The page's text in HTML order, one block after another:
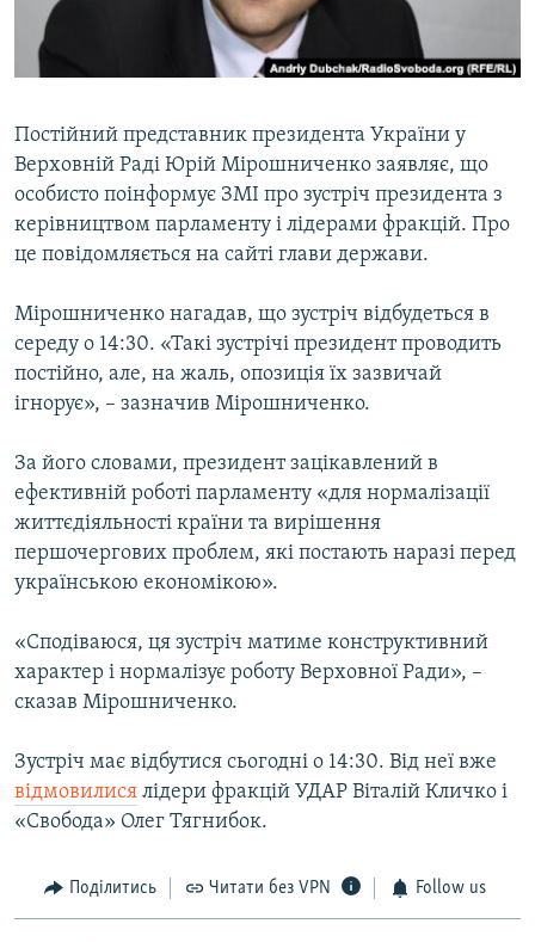
ВІДЕОУРОКИ «ELIFBE»
Русский
Qırımtatar
Усі сайти RFE/RL
Постійний представник президента України у
Верховній Раді Юрій Мірошниченко заявляє, що
особисто поінформує ЗМІ про зустріч президента з
керівництвом парламенту і лідерами фракцій. Про
це повідомляється на сайті глави держави.
Мірошниченко нагадав, що зустріч відбудеться в
середу о 14:30. «Такі зустрічі президент проводить
постійно, але, на жаль, опозиція їх зазвичай
ігнорує», – зазначив Мірошниченко.
За його словами, президент зацікавлений в
ефективній роботі парламенту «для нормалізації
життєдіяльності країни та вирішення
першочергових проблем, які постають наразі перед
українською економікою».
«Сподіваюся, ця зустріч матиме конструктивний
характер і нормалізує роботу Верховної Ради», –
сказав Мірошниченко.
Зустріч має відбутися сьогодні о 14:30. Від неї вже
відмовилися лідери фракцій УДАР Віталій Кличко і
«Свобода» Олег Тягнибок.
Поділитись Читати без VPN Follow us